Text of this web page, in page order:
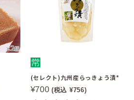
(セレクト)九州産らっきょう漬*
¥700 (税込 ¥756)